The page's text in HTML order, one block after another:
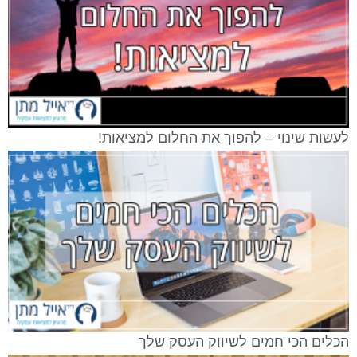
לעשות שינוי – להפוך את החלום למציאות!
הכלים הכי חמים לשיווק העסק שלך